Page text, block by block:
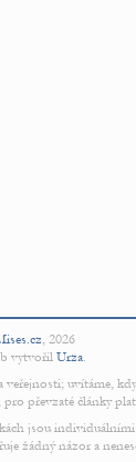
, 2026
vytvořil Urza.
uvítáme,
pro převzaté články
jsou
žádný názor a